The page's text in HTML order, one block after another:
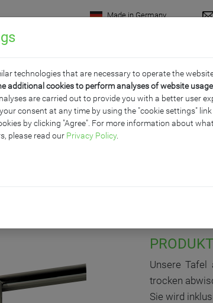
Made in Germany
Produkte
BLAU 2-SEITIG
Unsere Tafel
trocken
Sie wird
technologies that are necessary to operate the
additional cookies to perform analyses of website
are carried out to provide you with a better user
consent at any time by using the "cookie settings"
by clicking "Agree". For more information about
please read our Privacy Policy.